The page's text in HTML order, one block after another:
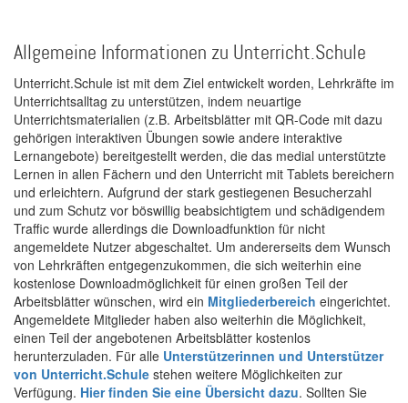
Allgemeine Informationen zu Unterricht.Schule
Unterricht.Schule ist mit dem Ziel entwickelt worden, Lehrkräfte im
Unterrichtsalltag zu unterstützen, indem neuartige
Unterrichtsmaterialien (z.B. Arbeitsblätter mit QR-Code mit dazu
gehörigen interaktiven Übungen sowie andere interaktive
Lernangebote) bereitgestellt werden, die das medial unterstützte
Lernen in allen Fächern und den Unterricht mit Tablets bereichern
und erleichtern. Aufgrund der stark gestiegenen Besucherzahl
und zum Schutz vor böswillig beabsichtigtem und schädigendem
Traffic wurde allerdings die Downloadfunktion für nicht
angemeldete Nutzer abgeschaltet. Um andererseits dem Wunsch
von Lehrkräften entgegenzukommen, die sich weiterhin eine
kostenlose Downloadmöglichkeit für einen großen Teil der
Arbeitsblätter wünschen, wird ein Mitgliederbereich eingerichtet.
Angemeldete Mitglieder haben also weiterhin die Möglichkeit,
einen Teil der angebotenen Arbeitsblätter kostenlos
herunterzuladen. Für alle Unterstützerinnen und Unterstützer
von Unterricht.Schule stehen weitere Möglichkeiten zur
Verfügung. Hier finden Sie eine Übersicht dazu. Sollten Sie